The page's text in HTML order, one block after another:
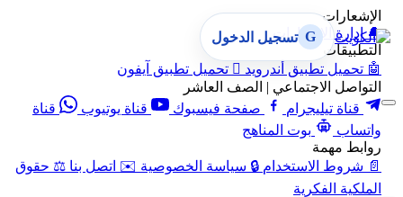
الإشعارات
🔔 إدارة الإشعارات
التطبيقات
🤖 تحميل تطبيق أندرويد  تحميل تطبيق آيفون
التواصل الاجتماعي | الصف العاشر
قناة تيليجرام
صفحة فيسبوك قناة يوتيوب
قناة
واتساب
بوت المناهج
روابط مهمة
📄 شروط الاستخدام 🔒 سياسة الخصوصية ✉️ اتصل بنا ⚖️ حقوق
الملكية الفكرية
G تسجيل الدخول